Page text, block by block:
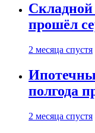
Складной
прошёл
2 месяца спустя
полгода
2 месяца спустя